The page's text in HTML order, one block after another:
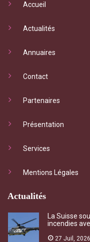
Accueil
Actualités
Annuaires
Contact
Partenaires
Présentation
Services
Mentions Légales
Actualités
La Suisse
incendies
27 Juil, 2026